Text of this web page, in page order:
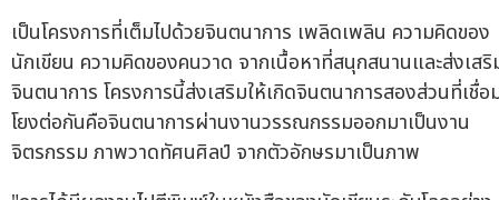
เป็นโครงการที่เต็มไปด้วยจินตนาการ เพลิดเพลิน ความคิดของ
นักเขียน ความคิดของคนวาด จากเนื้อหาที่สนุกสนานและส่งเส
จินตนาการ โครงการนี้ส่งเสริมให้เกิดจินตนาการสองส่วนที่เชื่อ
โยงต่อกันคือจินตนาการผ่านงานวรรณกรรมออกมาเป็นงาน
จิตรกรรม ภาพวาดทัศนศิลป์ จากตัวอักษรมาเป็นภาพ